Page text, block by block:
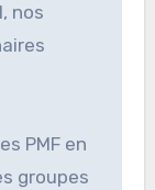
nos
PMF en
groupes